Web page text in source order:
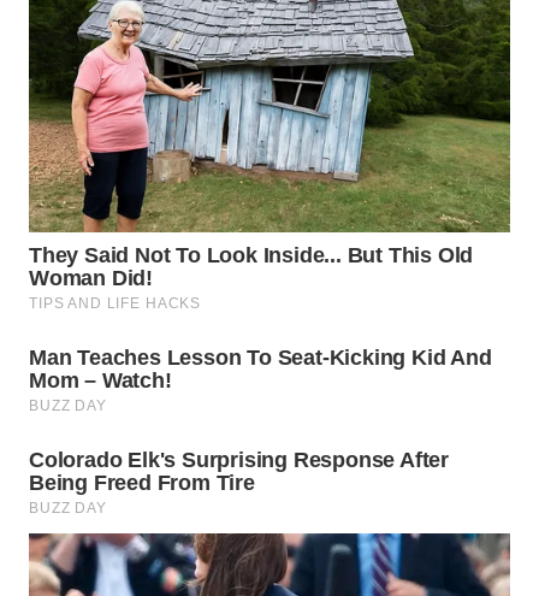
WN
TANJUNG
LESUNG
WN
KARO
WN
SIMALUNGUN
LABUHANBATU
TAPANULI
TENGAH
WN DELI
SERDANG